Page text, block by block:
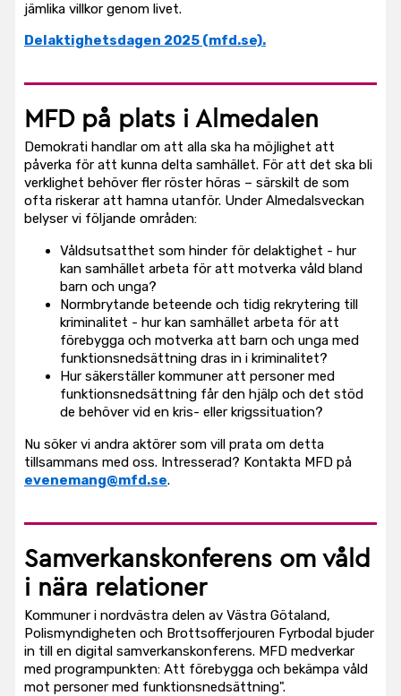
jämlika villkor genom livet.
Delaktighetsdagen 2025 (mfd.se).
MFD på plats i Almedalen
Demokrati handlar om att alla ska ha möjlighet att
påverka för att kunna delta samhället. För att det ska bli
verklighet behöver fler röster höras – särskilt de som
ofta riskerar att hamna utanför. Under Almedalsveckan
belyser vi följande områden:
Våldsutsatthet som hinder för delaktighet - hur
kan samhället arbeta för att motverka våld bland
barn och unga?
Normbrytande beteende och tidig rekrytering till
kriminalitet - hur kan samhället arbeta för att
förebygga och motverka att barn och unga med
funktionsnedsättning dras in i kriminalitet?
Hur säkerställer kommuner att personer med
funktionsnedsättning får den hjälp och det stöd
de behöver vid en kris- eller krigssituation?
Nu söker vi andra aktörer som vill prata om detta
tillsammans med oss. Intresserad? Kontakta MFD på
evenemang@mfd.se.
Samverkanskonferens om våld
i nära relationer
Kommuner i nordvästra delen av Västra Götaland,
Polismyndigheten och Brottsofferjouren Fyrbodal bjuder
in till en digital samverkanskonferens. MFD medverkar
med programpunkten: Att förebygga och bekämpa våld
mot personer med funktionsnedsättning".